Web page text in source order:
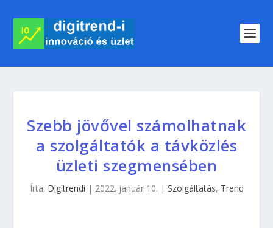
Szebb jövővel számolhatnak
a szolgáltatók a távközlés
üzleti szegmensében
Írta: Digitrendi | 2022. január 10. | Szolgáltatás, Trend